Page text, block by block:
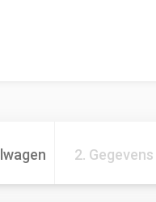
2. Gegevens